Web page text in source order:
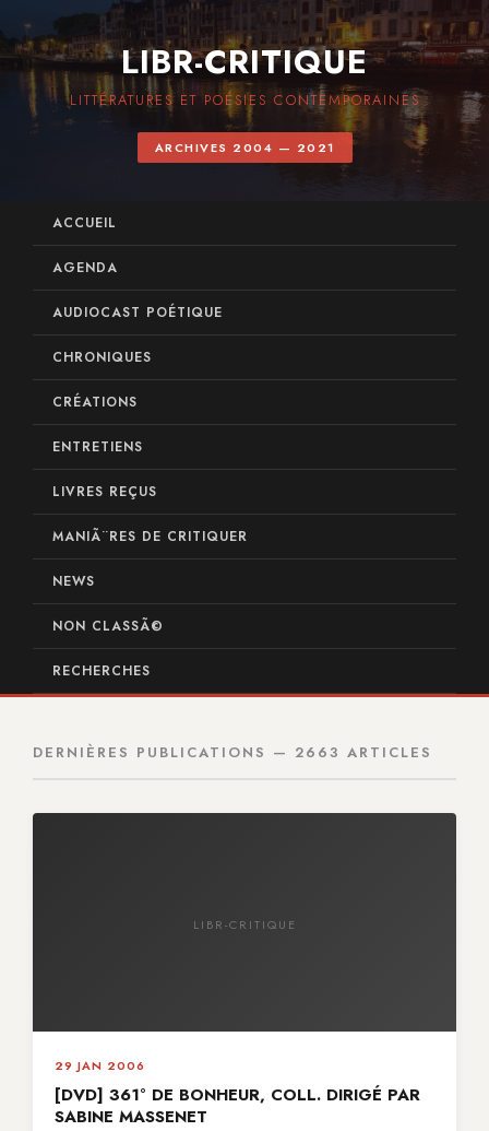
LIBR-CRITIQUE
LITTÉRATURES ET POÉSIES CONTEMPORAINES
ARCHIVES 2004 — 2021
ACCUEIL
AGENDA
AUDIOCAST POÉTIQUE
CHRONIQUES
CRÉATIONS
ENTRETIENS
LIVRES REÇUS
MANIÃ¨RES DE CRITIQUER
NEWS
NON CLASSÃ©
RECHERCHES
DERNIÈRES PUBLICATIONS — 2663 ARTICLES
LIBR-CRITIQUE
29 JAN 2006
[DVD] 361° DE BONHEUR, COLL. DIRIGÉ PAR
SABINE MASSENET